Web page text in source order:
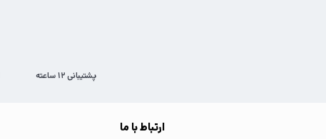
پشتیبانی 12 ساعته
ارتباط با ما